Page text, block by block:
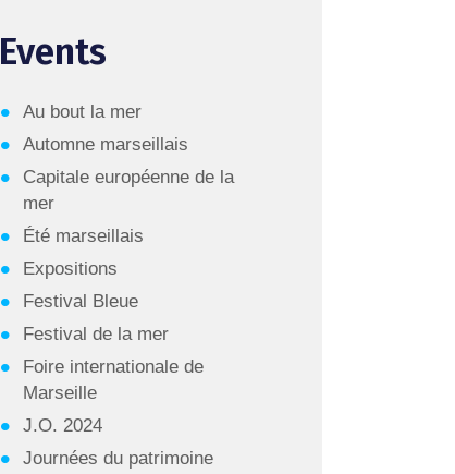
Events
Au bout la mer
Automne marseillais
Capitale européenne de la
mer
Été marseillais
Expositions
Festival Bleue
Festival de la mer
Foire internationale de
Marseille
J.O. 2024
Journées du patrimoine